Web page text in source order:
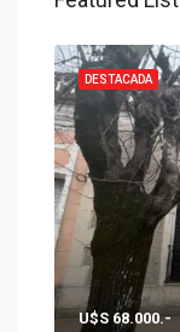
DESTACADA
U$S 68.000.-